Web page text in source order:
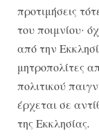
προτιμήσεις
του ποιμνίου·
από την
μητροπολίτες
πολιτικού
έρχεται σε
της Εκκλησίας.